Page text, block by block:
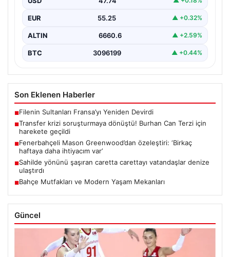
EUR 55.25 ▲ +0.32%
ALTIN 6660.6 ▲ +2.59%
BTC 3096199 ▲ +0.44%
Son Eklenen Haberler
■Filenin Sultanları Fransa’yı Yeniden Devirdi
■Transfer krizi soruşturmaya dönüştü! Burhan Can Terzi için
harekete geçildi
■Fenerbahçeli Mason Greenwood’dan özeleştiri: ‘Birkaç
haftaya daha ihtiyacım var’
■Sahilde yönünü şaşıran caretta carettayı vatandaşlar denize
ulaştırdı
■Bahçe Mutfakları ve Modern Yaşam Mekanları
Güncel